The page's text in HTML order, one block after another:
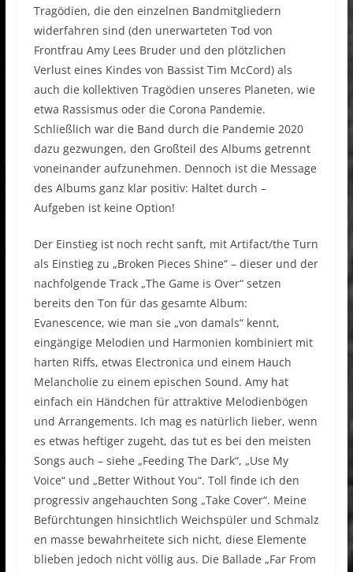
Tragödien, die den einzelnen Bandmitgliedern
widerfahren sind (den unerwarteten Tod von
Frontfrau Amy Lees Bruder und den plötzlichen
Verlust eines Kindes von Bassist Tim McCord) als
auch die kollektiven Tragödien unseres Planeten, wie
etwa Rassismus oder die Corona Pandemie.
Schließlich war die Band durch die Pandemie 2020
dazu gezwungen, den Großteil des Albums getrennt
voneinander aufzunehmen. Dennoch ist die Message
des Albums ganz klar positiv: Haltet durch –
Aufgeben ist keine Option!
Der Einstieg ist noch recht sanft, mit Artifact/the Turn
als Einstieg zu „Broken Pieces Shine“ – dieser und der
nachfolgende Track „The Game is Over“ setzen
bereits den Ton für das gesamte Album:
Evanescence, wie man sie „von damals“ kennt,
eingängige Melodien und Harmonien kombiniert mit
harten Riffs, etwas Electronica und einem Hauch
Melancholie zu einem epischen Sound. Amy hat
einfach ein Händchen für attraktive Melodienbögen
und Arrangements. Ich mag es natürlich lieber, wenn
es etwas heftiger zugeht, das tut es bei den meisten
Songs auch – siehe „Feeding The Dark“, „Use My
Voice“ und „Better Without You“. Toll finde ich den
progressiv angehauchten Song „Take Cover“. Meine
Befürchtungen hinsichtlich Weichspüler und Schmalz
en masse bewahrheitete sich nicht, diese Elemente
blieben jedoch nicht völlig aus. Die Ballade „Far From